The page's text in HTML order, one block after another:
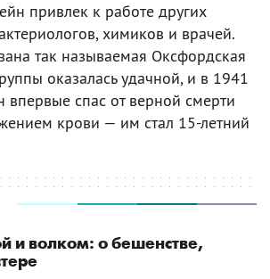
привлек к работе других
химиков и врачей.
так называемая Оксфордская
оказалась удачной, и в 1941
впервые спас от верной смерти
крови — им стал 15-летний
и волком: о бешенстве,